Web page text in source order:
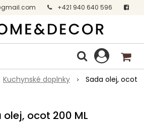
+421 940 640 596
Facebook
Kuchynské doplnky
Sada olej, ocot
olej, ocot 200 ML